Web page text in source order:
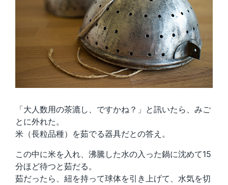
「大人数用の茶漉し、ですかね？」と訊いたら、みご
とに外れた。
米（長粒品種）を茹でる器具だとの答え。
この中に米を入れ、沸騰した水の入った鍋に沈めて15
分ほど待つと茹だる。
茹だったら、紐を持って球体を引き上げて、水気を切